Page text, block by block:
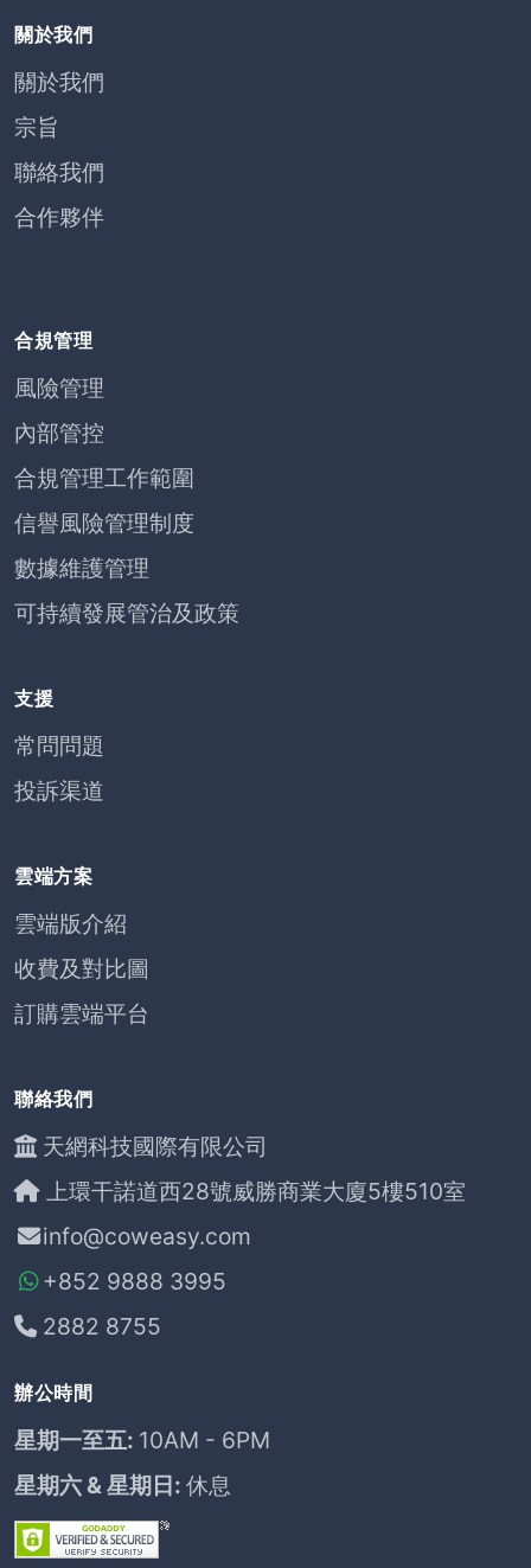
關於我們
關於我們
宗旨
聯絡我們
合作夥伴
合規管理
風險管理
內部管控
合規管理工作範圍
信譽風險管理制度
數據維護管理
可持續發展管治及政策
支援
常問問題
投訴渠道
雲端方案
雲端版介紹
收費及對比圖
訂購雲端平台
聯絡我們
天網科技國際有限公司
上環干諾道西28號威勝商業大廈5樓510室
info@coweasy.com
+852 9888 3995
2882 8755
辦公時間
星期一至五: 10AM - 6PM
星期六 & 星期日: 休息